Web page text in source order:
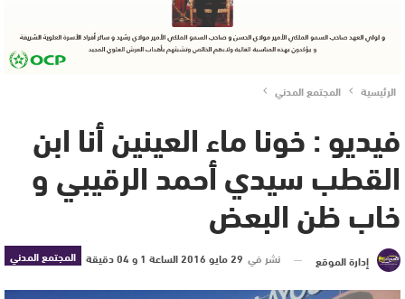
الرئيسية المجتمع المدني
فيديو : خونا ماء العينين أنا ابن
القطب سيدي أحمد الرقيبي و
خاب ظن البعض
المجتمع المدني إدارة الموقع نشر في 29 مايو 2016 الساعة 1 و 04 دقيقة